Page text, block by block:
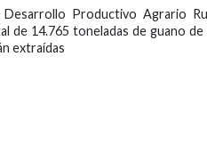
Desarrollo Productivo Agrario
de 14.765 toneladas de guano de
extraídas